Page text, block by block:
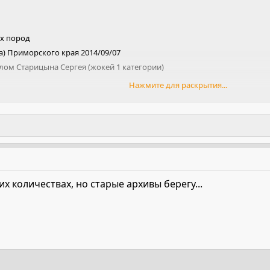
пород
Приморского края 2014/09/07
Старицына Сергея (жокей 1 категории)
Конной армии"
Нажмите для раскрытия...
количествах, но старые архивы берегу...